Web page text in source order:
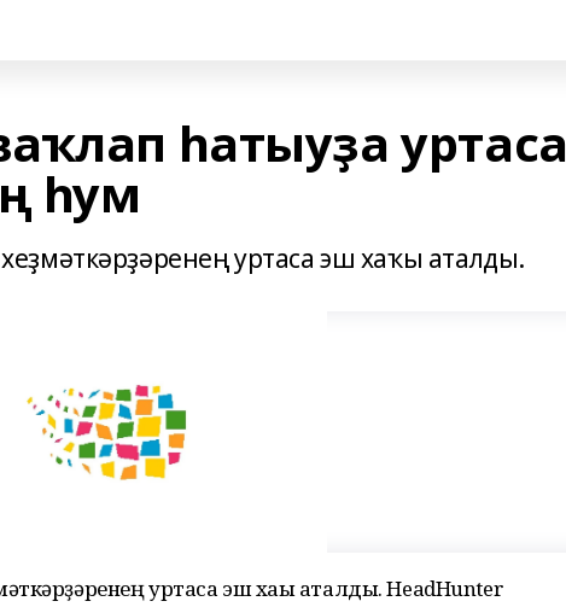
һатыуҙа уртаса
һум
уртаса эш хаҡы аталды.
уртаса эш хаҡы аталды. HeadHunter